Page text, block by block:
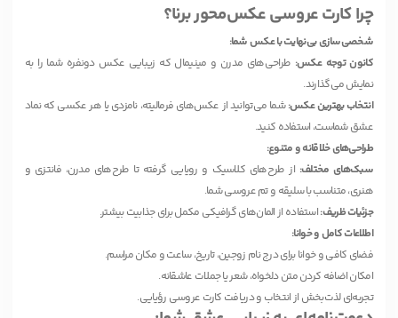
چرا کارت عروسی عکس‌محور برنا؟
شخصی‌سازی بی‌نهایت با عکس شما:
کانون توجه عکس: طراحی‌های مدرن و مینیمال که زیبایی عکس دونفره شما را به
نمایش می‌گذارند.
انتخاب بهترین عکس:شما می‌توانید از عکس‌های فرمالیته، نامزدی یا هر عکسی که نماد
عشق شماست، استفاده کنید.
طراحی‌های خلاقانه و متنوع:
سبک‌های مختلف: از طرح‌های کلاسیک و رویایی گرفته تا طرح‌های مدرن، فانتزی و
هنری، متناسب با سلیقه و تم عروسی شما.
جزئیات ظریف:استفاده از المان‌های گرافیکی مکمل برای جذابیت بیشتر.
اطلاعات کامل و خوانا:
فضای کافی و خوانا برای درج نام زوجین، تاریخ، ساعت و مکان مراسم.
امکان اضافه کردن متن دلخواه، شعر یا جملات عاشقانه.
تجربه‌ای لذت‌بخش از انتخاب و دریافت کارت عروسی رؤیایی.